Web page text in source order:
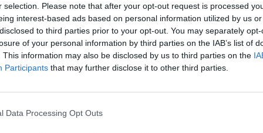
selection. Please note that after your opt-out request is processed
interest-based ads based on personal information utilized by us
to third parties prior to your opt-out. You may separately
of your personal information by third parties on the IAB’s list of
This information may also be disclosed by us to third parties on the
Participants that may further disclose it to other third parties.
Data Processing Opt Outs
ξεπερνά τα όρια μιας απλής υπηρεσιακής
απόσταση που χωρίζει τις αγροτικές ανάγκες από τον
το δάκο να καταστρέφει τον κόπο τους και
– μία για το πρόγραμμα και μία από την τσέπη τους –
στις διαδικασίες. Στον αγρότη δεν μένει
Και αυτό που διακυβεύεται δεν είναι μόνο το